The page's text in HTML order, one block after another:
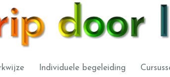
Individuele begeleiding